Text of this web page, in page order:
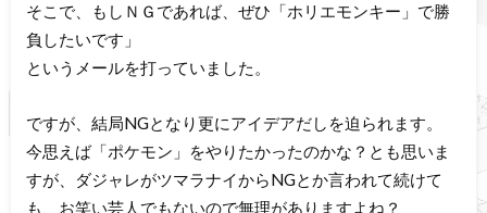
そこで、もしＮＧであれば、ぜひ「ホリエモンキー」で勝
負したいです」
というメールを打っていました。
ですが、結局NGとなり更にアイデアだしを迫られます。
今思えば「ポケモン」をやりたかったのかな？とも思いま
すが、ダジャレがツマラナイからNGとか言われて続けて
も、お笑い芸人でもないので無理がありますよね？